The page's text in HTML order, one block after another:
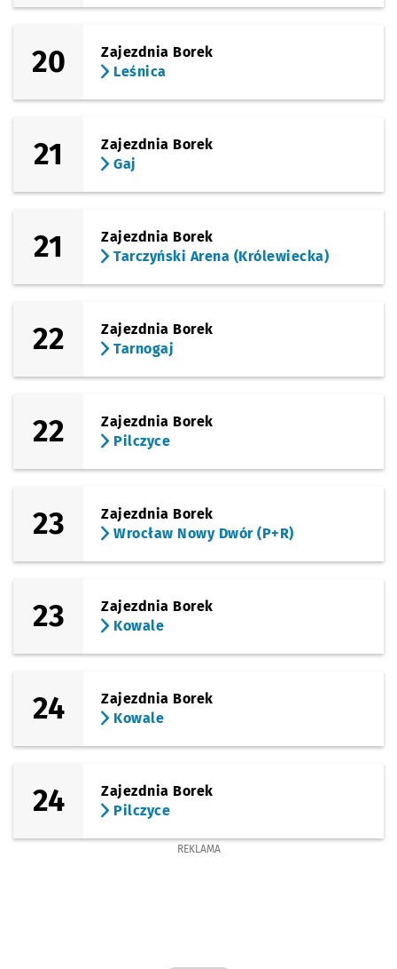
20
Zajezdnia Borek
Leśnica
21
Zajezdnia Borek
Gaj
21
Zajezdnia Borek
Tarczyński Arena (Królewiecka)
22
Zajezdnia Borek
Tarnogaj
22
Zajezdnia Borek
Pilczyce
23
Zajezdnia Borek
Wrocław Nowy Dwór (P+R)
23
Zajezdnia Borek
Kowale
24
Zajezdnia Borek
Kowale
24
Zajezdnia Borek
Pilczyce
REKLAMA